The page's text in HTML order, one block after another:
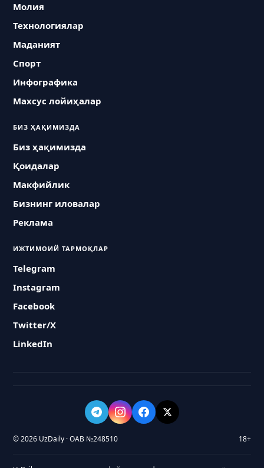
Молия
Технологиялар
Маданият
Спорт
Инфографика
Махсус лойиҳалар
БИЗ ҲАҚИМИЗДА
Биз ҳақимизда
Қоидалар
Макфийлик
Бизнинг иловалар
Реклама
ИЖТИМОИЙ ТАРМОҚЛАР
Telegram
Instagram
Facebook
Twitter/X
LinkedIn
© 2026 UzDaily · ОАВ №248510 18+